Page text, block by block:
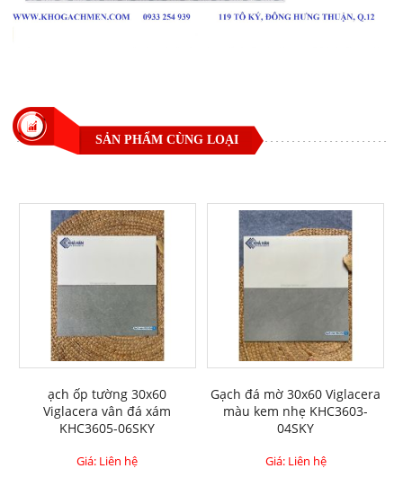
SẢN PHẨM CÙNG LOẠI
ạch ốp tường 30x60
Viglacera vân đá xám
KHC3605-06SKY
Giá: Liên hệ
Gạch đá mờ 30x60 Viglacera
màu kem nhẹ KHC3603-
04SKY
Giá: Liên hệ